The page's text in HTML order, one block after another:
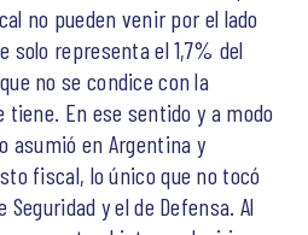
no pueden venir por el lado
solo representa el 1,7% del
no se condice con la
En ese sentido y a modo
asumió en Argentina y
fiscal, lo único que no tocó
y el de Defensa. Al